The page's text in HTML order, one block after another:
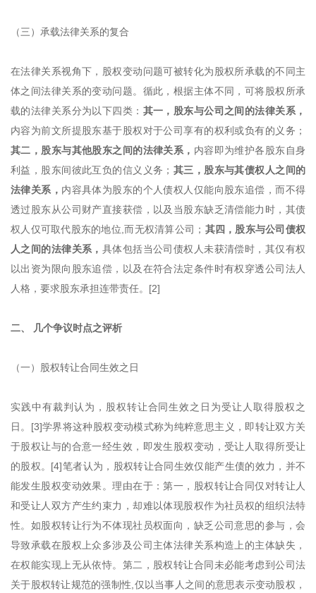
（三）承载法律关系的复合
在法律关系视角下，股权变动问题可被转化为股权所承载的不同主
体之间法律关系的变动问题。循此，根据主体不同，可将股权所承
载的法律关系分为以下四类： 其一，股东与公司之间的法律关系，
内容为前文所提股东基于股权对于公司享有的权利或负有的义务；
其二，股东与其他股东之间的法律关系， 内容即为维护各股东自身
利益，股东间彼此互负的信义义务； 其三，股东与其债权人之间的
法律关系， 内容具体为股东的个人债权人仅能向股东追偿，而不得
透过股东从公司财产直接获偿，以及当股东缺乏清偿能力时，其债
权人仅可取代股东的地位,而无权清算公司； 其四，股东与公司债权
人之间的法律关系， 具体包括当公司债权人未获清偿时，其仅有权
以出资为限向股东追偿，以及在符合法定条件时有权穿透公司法人
人格，要求股东承担连带责任。[2]
二、 几个争议时点之评析
（一）股权转让合同生效之日
实践中有裁判认为，股权转让合同生效之日为受让人取得股权之
日。[3]学界将这种股权变动模式称为纯粹意思主义，即转让双方关
于股权让与的合意一经生效，即发生股权变动，受让人取得所受让
的股权。[4]笔者认为，股权转让合同生效仅能产生债的效力，并不
能发生股权变动效果。理由在于：第一，股权转让合同仅对转让人
和受让人双方产生约束力，却难以体现股权作为社员权的组织法特
性。如股权转让行为不体现社员权面向，缺乏公司意思的参与，会
导致承载在股权上众多涉及公司主体法律关系构造上的主体缺失，
在权能实现上无从依恃。第二，股权转让合同未必能考虑到公司法
关于股权转让规范的强制性,仅以当事人之间的意思表示变动股权，